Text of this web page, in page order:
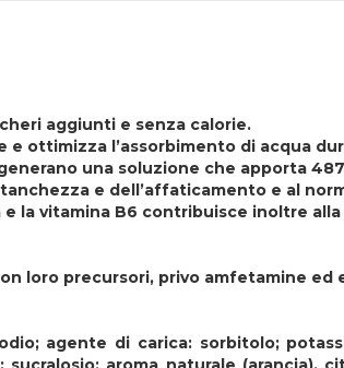
aggiunti e senza calorie.
ottimizza l’assorbimento di acqua
una soluzione che apporta
e dell’affaticamento e al
la vitamina B6 contribuisce inoltre
loro precursori, privo amfetamine ed
agente di carica: sorbitolo;